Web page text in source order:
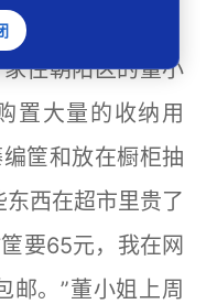
了。”
住朝阳区的董小
置大量的收纳用
筐和放在橱柜抽
西在超市里贵了
要65元，我在网
邮。”董小姐上周